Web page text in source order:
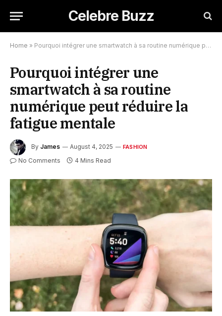
Celebre Buzz
Home » Pourquoi intégrer une smartwatch à sa routine numérique peut réduire la fatigue mentale
Pourquoi intégrer une
smartwatch à sa routine
numérique peut réduire la
fatigue mentale
By James August 4, 2025 FASHION
No Comments 4 Mins Read